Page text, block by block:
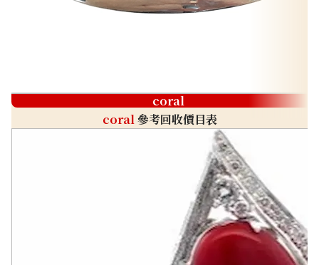
coral
coral參考回收價目表